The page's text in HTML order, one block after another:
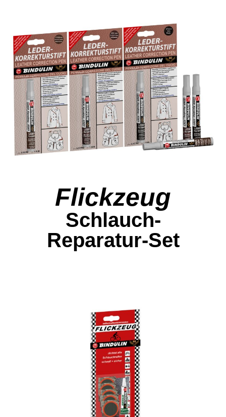
Flickzeug
Schlauch-
Reparatur-Set